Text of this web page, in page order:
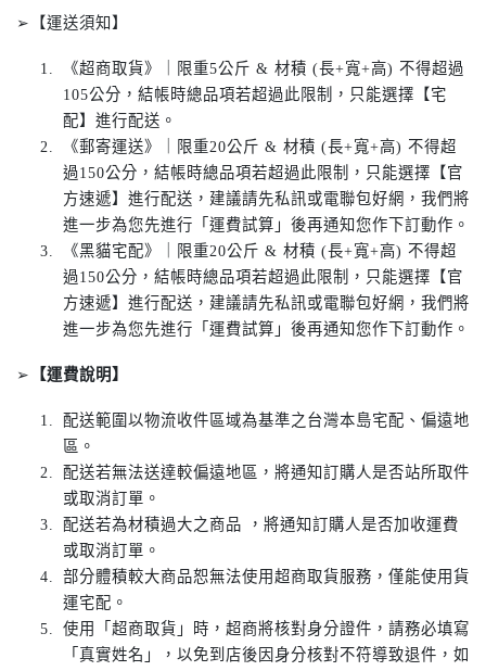
➢【運送須知】
《超商取貨》｜限重5公斤 & 材積 (長+寬+高) 不得超過
105公分，結帳時總品項若超過此限制，只能選擇【宅
配】進行配送。
《郵寄運送》｜限重20公斤 & 材積 (長+寬+高) 不得超
過150公分，結帳時總品項若超過此限制，只能選擇【官
方速遞】進行配送，建議請先私訊或電聯包好網，我們將
進一步為您先進行「運費試算」後再通知您作下訂動作。
《黑貓宅配》｜限重20公斤 & 材積 (長+寬+高) 不得超
過150公分，結帳時總品項若超過此限制，只能選擇【官
方速遞】進行配送，建議請先私訊或電聯包好網，我們將
進一步為您先進行「運費試算」後再通知您作下訂動作。
➢ 【運費說明】
配送範圍以物流收件區域為基準之台灣本島宅配、偏遠地
區。
配送若無法送達較偏遠地區，將通知訂購人是否站所取件
或取消訂單。
配送若為材積過大之商品 ，將通知訂購人是否加收運費
或取消訂單。
部分體積較大商品恕無法使用超商取貨服務，僅能使用貨
運宅配。
使用「超商取貨」時，超商將核對身分證件，請務必填寫
「真實姓名」，以免到店後因身分核對不符導致退件，如